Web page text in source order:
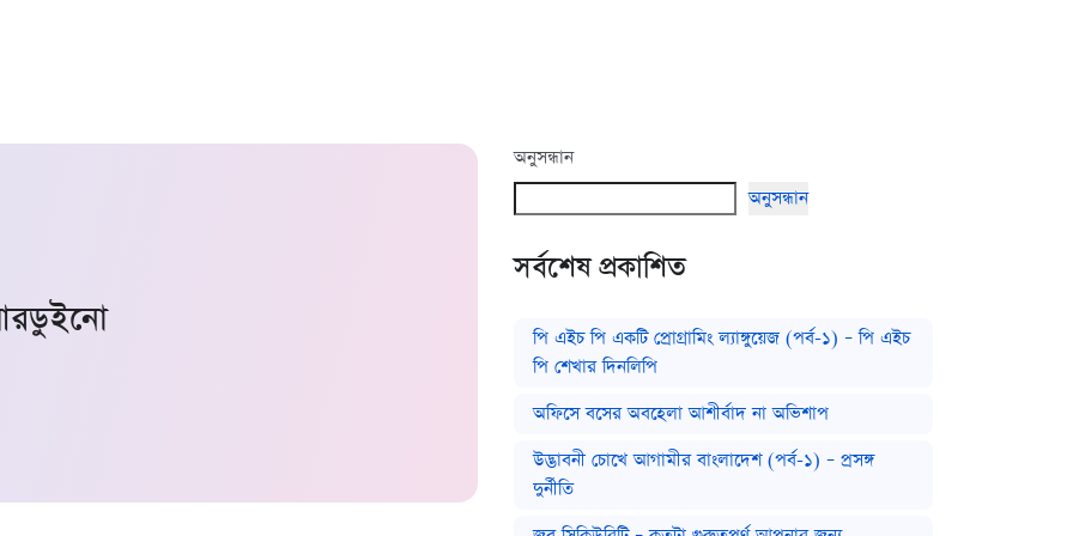
অনুসন্ধান
অনুসন্ধান
সর্বশেষ প্রকাশিত
পি এইচ পি একটি প্রোগ্রামিং ল্যাঙ্গুয়েজ (পর্ব-১) – পি এইচ
পি শেখার দিনলিপি
অফিসে বসের অবহেলা আশীর্বাদ না অভিশাপ
উদ্ভাবনী চোখে আগামীর বাংলাদেশ (পর্ব-১) – প্রসঙ্গ
দুর্নীতি